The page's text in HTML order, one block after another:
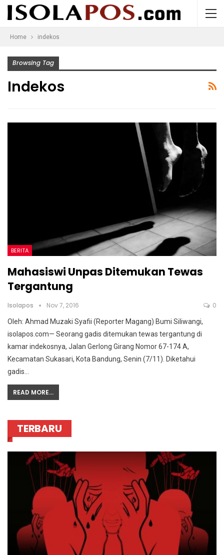
Home indekos
Browsing Tag
Indekos
BERITA
Mahasiswi Unpas Ditemukan Tewas
Tergantung
Isolapos Nov 7, 2016 0
Oleh: Ahmad Muzaki Syafii (Reporter Magang) Bumi Siliwangi,
isolapos.com— Seorang gadis ditemukan tewas tergantung di
kamar indekosnya, Jalan Gerlong Girang Nomor 67-174 A,
Kecamatan Sukasari, Kota Bandung, Senin (7/11). Diketahui
gadis…
READ MORE...
TERBARU